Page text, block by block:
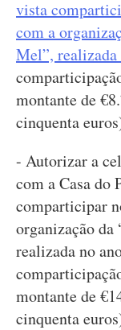
vista
com a
Mel”, realizada
montante de
cinquenta
- Autorizar a
com a Casa do
comparticipar
organização da
realizada no
montante de
cinquenta